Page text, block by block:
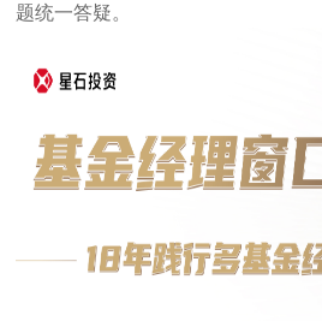
题统一答疑。